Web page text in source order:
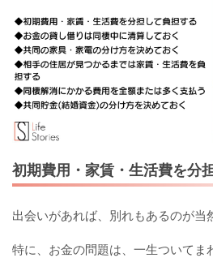
初期費用・家賃・生活費を分
出会いがあれば、別れもあるのが当
特に、お金の問題は、一生ついてま